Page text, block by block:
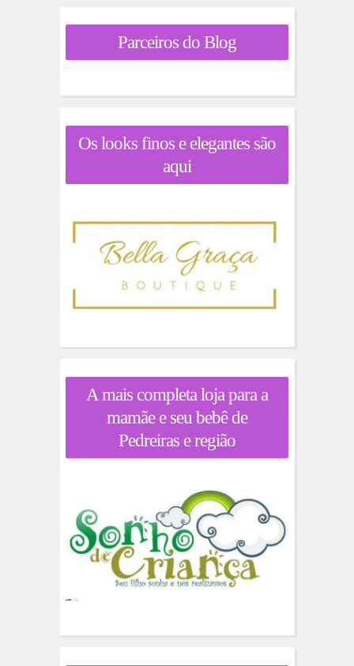
Parceiros do Blog
Os looks finos e elegantes são
aqui
A mais completa loja para a
mamãe e seu bebê de
Pedreiras e região